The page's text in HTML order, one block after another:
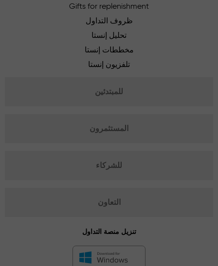
Gifts for replenishment
ظروف التداول
تحليل إنستا
مخططات إنستا
تلفزيون إنستا
للمبتدئين
المستثمرون
للشركاء
التعاون
تنزيل منصة التداول